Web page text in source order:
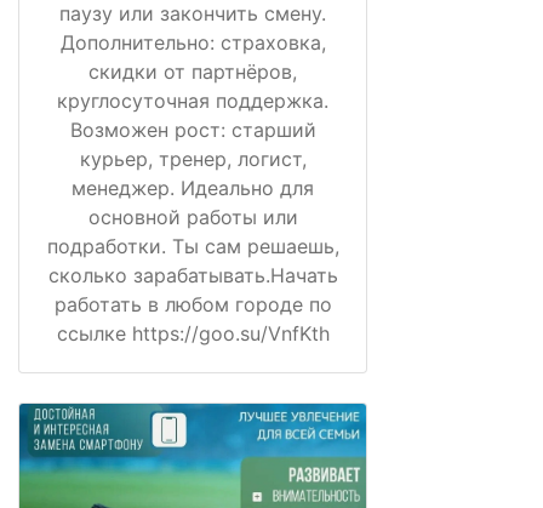
паузу или закончить смену.
Дополнительно: страховка,
скидки от партнёров,
круглосуточная поддержка.
Возможен рост: старший
курьер, тренер, логист,
менеджер. Идеально для
основной работы или
подработки. Ты сам решаешь,
сколько зарабатывать.Начать
работать в любом городе по
ссылке https://goo.su/VnfKth